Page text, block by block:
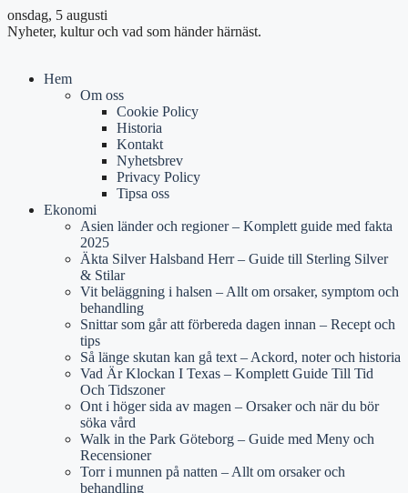
onsdag, 5 augusti
Nyheter, kultur och vad som händer härnäst.
Hem
Om oss
Cookie Policy
Historia
Kontakt
Nyhetsbrev
Privacy Policy
Tipsa oss
Ekonomi
Asien länder och regioner – Komplett guide med fakta
2025
Äkta Silver Halsband Herr – Guide till Sterling Silver
& Stilar
Vit beläggning i halsen – Allt om orsaker, symptom och
behandling
Snittar som går att förbereda dagen innan – Recept och
tips
Så länge skutan kan gå text – Ackord, noter och historia
Vad Är Klockan I Texas – Komplett Guide Till Tid
Och Tidszoner
Ont i höger sida av magen – Orsaker och när du bör
söka vård
Walk in the Park Göteborg – Guide med Meny och
Recensioner
Torr i munnen på natten – Allt om orsaker och
behandling